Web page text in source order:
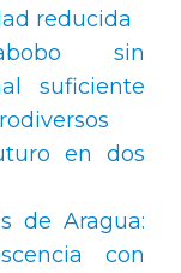
reducida
sin
suficiente
en dos
de Aragua:
con